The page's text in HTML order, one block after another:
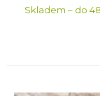
Skladem – do